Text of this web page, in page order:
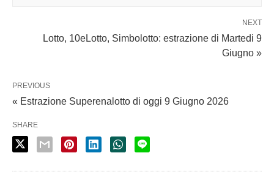
NEXT
Lotto, 10eLotto, Simbolotto: estrazione di Martedi 9
Giugno »
PREVIOUS
« Estrazione Superenalotto di oggi 9 Giugno 2026
SHARE